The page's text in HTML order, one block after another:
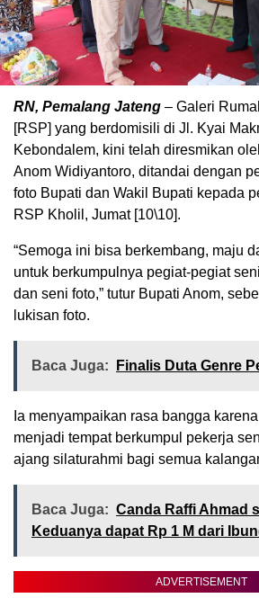
RN, Pemalang Jateng – Galeri
[RSP] yang berdomisili di Jl. Kyai
Kebondalem, kini telah diresmikan
Anom Widiyantoro, ditandai dengan
foto Bupati dan Wakil Bupati kepada
RSP Kholil, Jumat [10\10].
“Semoga ini bisa berkembang, maju
untuk berkumpulnya pegiat-pegiat
dan seni foto,” tutur Bupati Anom,
lukisan foto.
Baca Juga: Finalis Duta Genre
Ia menyampaikan rasa bangga
menjadi tempat berkumpul pekerja
ajang silaturahmi bagi semua
Baca Juga: Canda Raffi Ahmad
Keduanya dapat Rp 1 M dari
ADVERTISEMENT